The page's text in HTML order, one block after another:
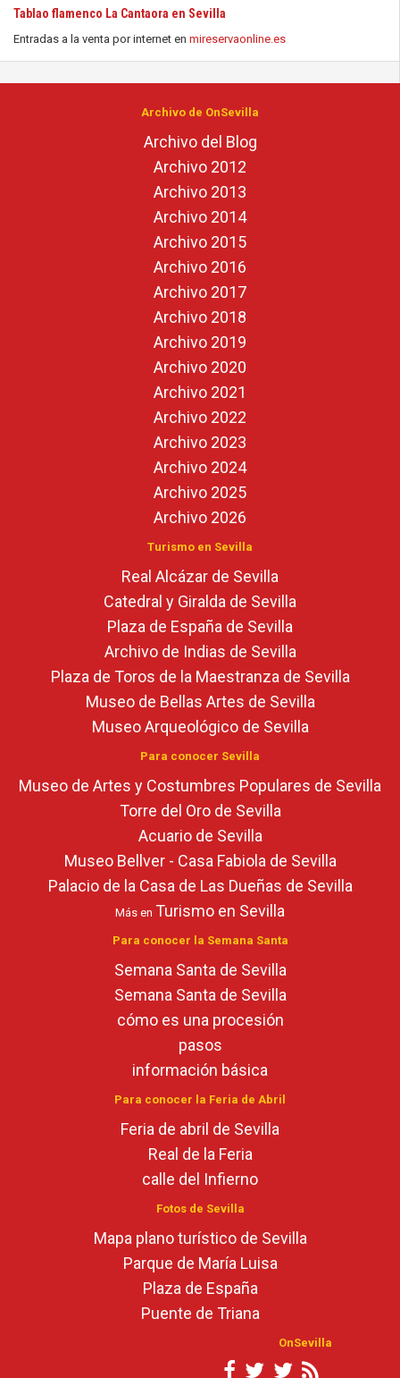
Tablao flamenco La Cantaora en Sevilla
Entradas a la venta por internet en mireservaonline.es
Archivo de OnSevilla
Archivo del Blog
Archivo 2012
Archivo 2013
Archivo 2014
Archivo 2015
Archivo 2016
Archivo 2017
Archivo 2018
Archivo 2019
Archivo 2020
Archivo 2021
Archivo 2022
Archivo 2023
Archivo 2024
Archivo 2025
Archivo 2026
Turismo en Sevilla
Real Alcázar de Sevilla
Catedral y Giralda de Sevilla
Plaza de España de Sevilla
Archivo de Indias de Sevilla
Plaza de Toros de la Maestranza de Sevilla
Museo de Bellas Artes de Sevilla
Museo Arqueológico de Sevilla
Para conocer Sevilla
Museo de Artes y Costumbres Populares de Sevilla
Torre del Oro de Sevilla
Acuario de Sevilla
Museo Bellver - Casa Fabiola de Sevilla
Palacio de la Casa de Las Dueñas de Sevilla
Más en Turismo en Sevilla
Para conocer la Semana Santa
Semana Santa de Sevilla
Semana Santa de Sevilla
cómo es una procesión
pasos
información básica
Para conocer la Feria de Abril
Feria de abril de Sevilla
Real de la Feria
calle del Infierno
Fotos de Sevilla
Mapa plano turístico de Sevilla
Parque de María Luisa
Plaza de España
Puente de Triana
OnSevilla